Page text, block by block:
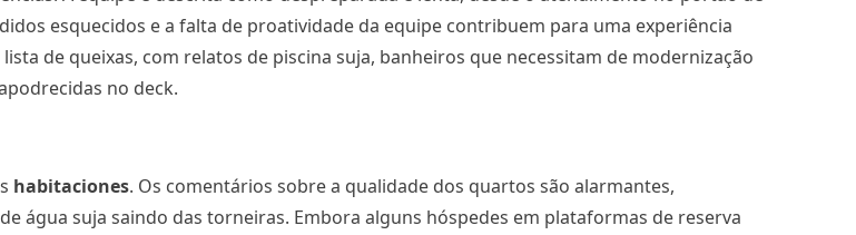
esquecidos e a falta de proatividade da equipe contribuem para uma experiência
de queixas, com relatos de piscina suja, banheiros que necessitam de modernização
no deck.
habitaciones. Os comentários sobre a qualidade dos quartos são alarmantes,
água suja saindo das torneiras. Embora alguns hóspedes em plataformas de reserva